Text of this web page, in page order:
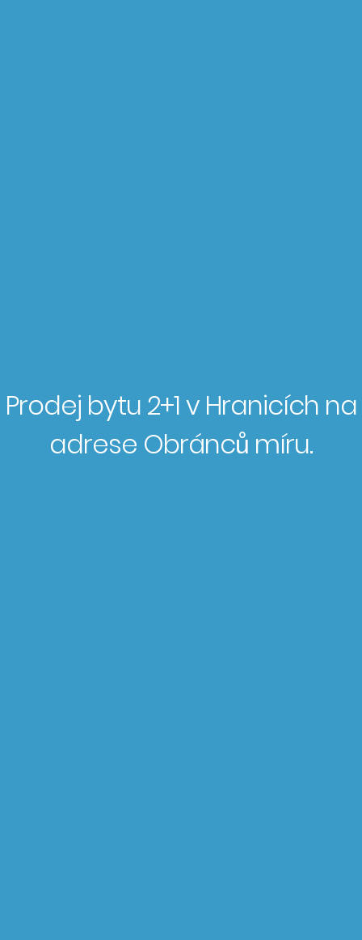
Prodej bytu 2+1 v Hranicích na
adrese Obránců míru.